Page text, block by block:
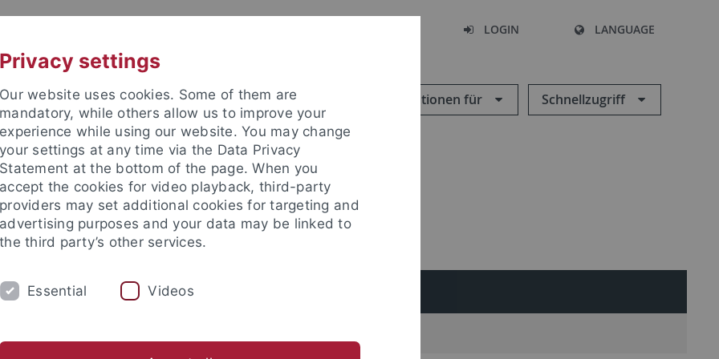
LOGIN LANGUAGE
Informationen für Schnellzugriff
REDE DES JAHRES
Privacy settings
Our website uses cookies. Some of them are
mandatory, while others allow us to improve your
experience while using our website. You may change
your settings at any time via the Data Privacy
Statement at the bottom of the page. When you
accept the cookies for video playback, third-party
providers may set additional cookies for targeting and
advertising purposes and your data may be linked to
the third party’s other services.
Essential Videos